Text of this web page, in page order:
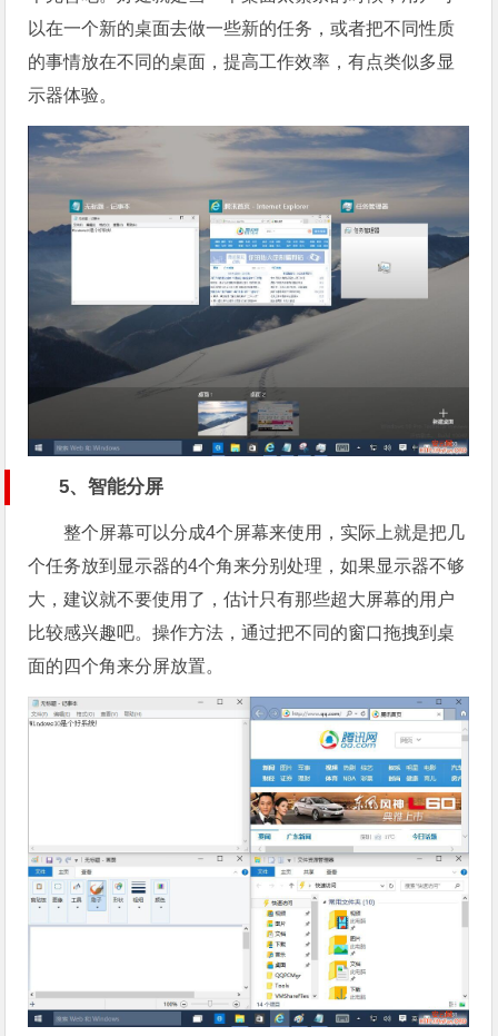
以在一个新的桌面去做一些新的任务，或者把不同性质
的事情放在不同的桌面，提高工作效率，有点类似多显
示器体验。
5、智能分屏
整个屏幕可以分成4个屏幕来使用，实际上就是把几
个任务放到显示器的4个角来分别处理，如果显示器不够
大，建议就不要使用了，估计只有那些超大屏幕的用户
比较感兴趣吧。操作方法，通过把不同的窗口拖拽到桌
面的四个角来分屏放置。